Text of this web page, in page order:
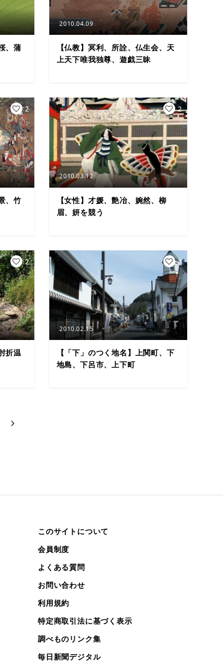
、蒲
2010.04.09
【仏教】冥利、所詮、仏生会、天
上天下唯我独尊、遊戯三昧
、竹
2
2010.03.12
【女性】才媛、艶冶、婉然、柳
眉、妍を競う
2
折温
2
2010.02.15
【「下」のつく地名】上関町、下
地島、下呂市、上下町
2

このサイトについて
会員制度
よくある質問
お問い合わせ
利用規約
特定商取引法に基づく表示
調べものリンク集
毎日新聞デジタル